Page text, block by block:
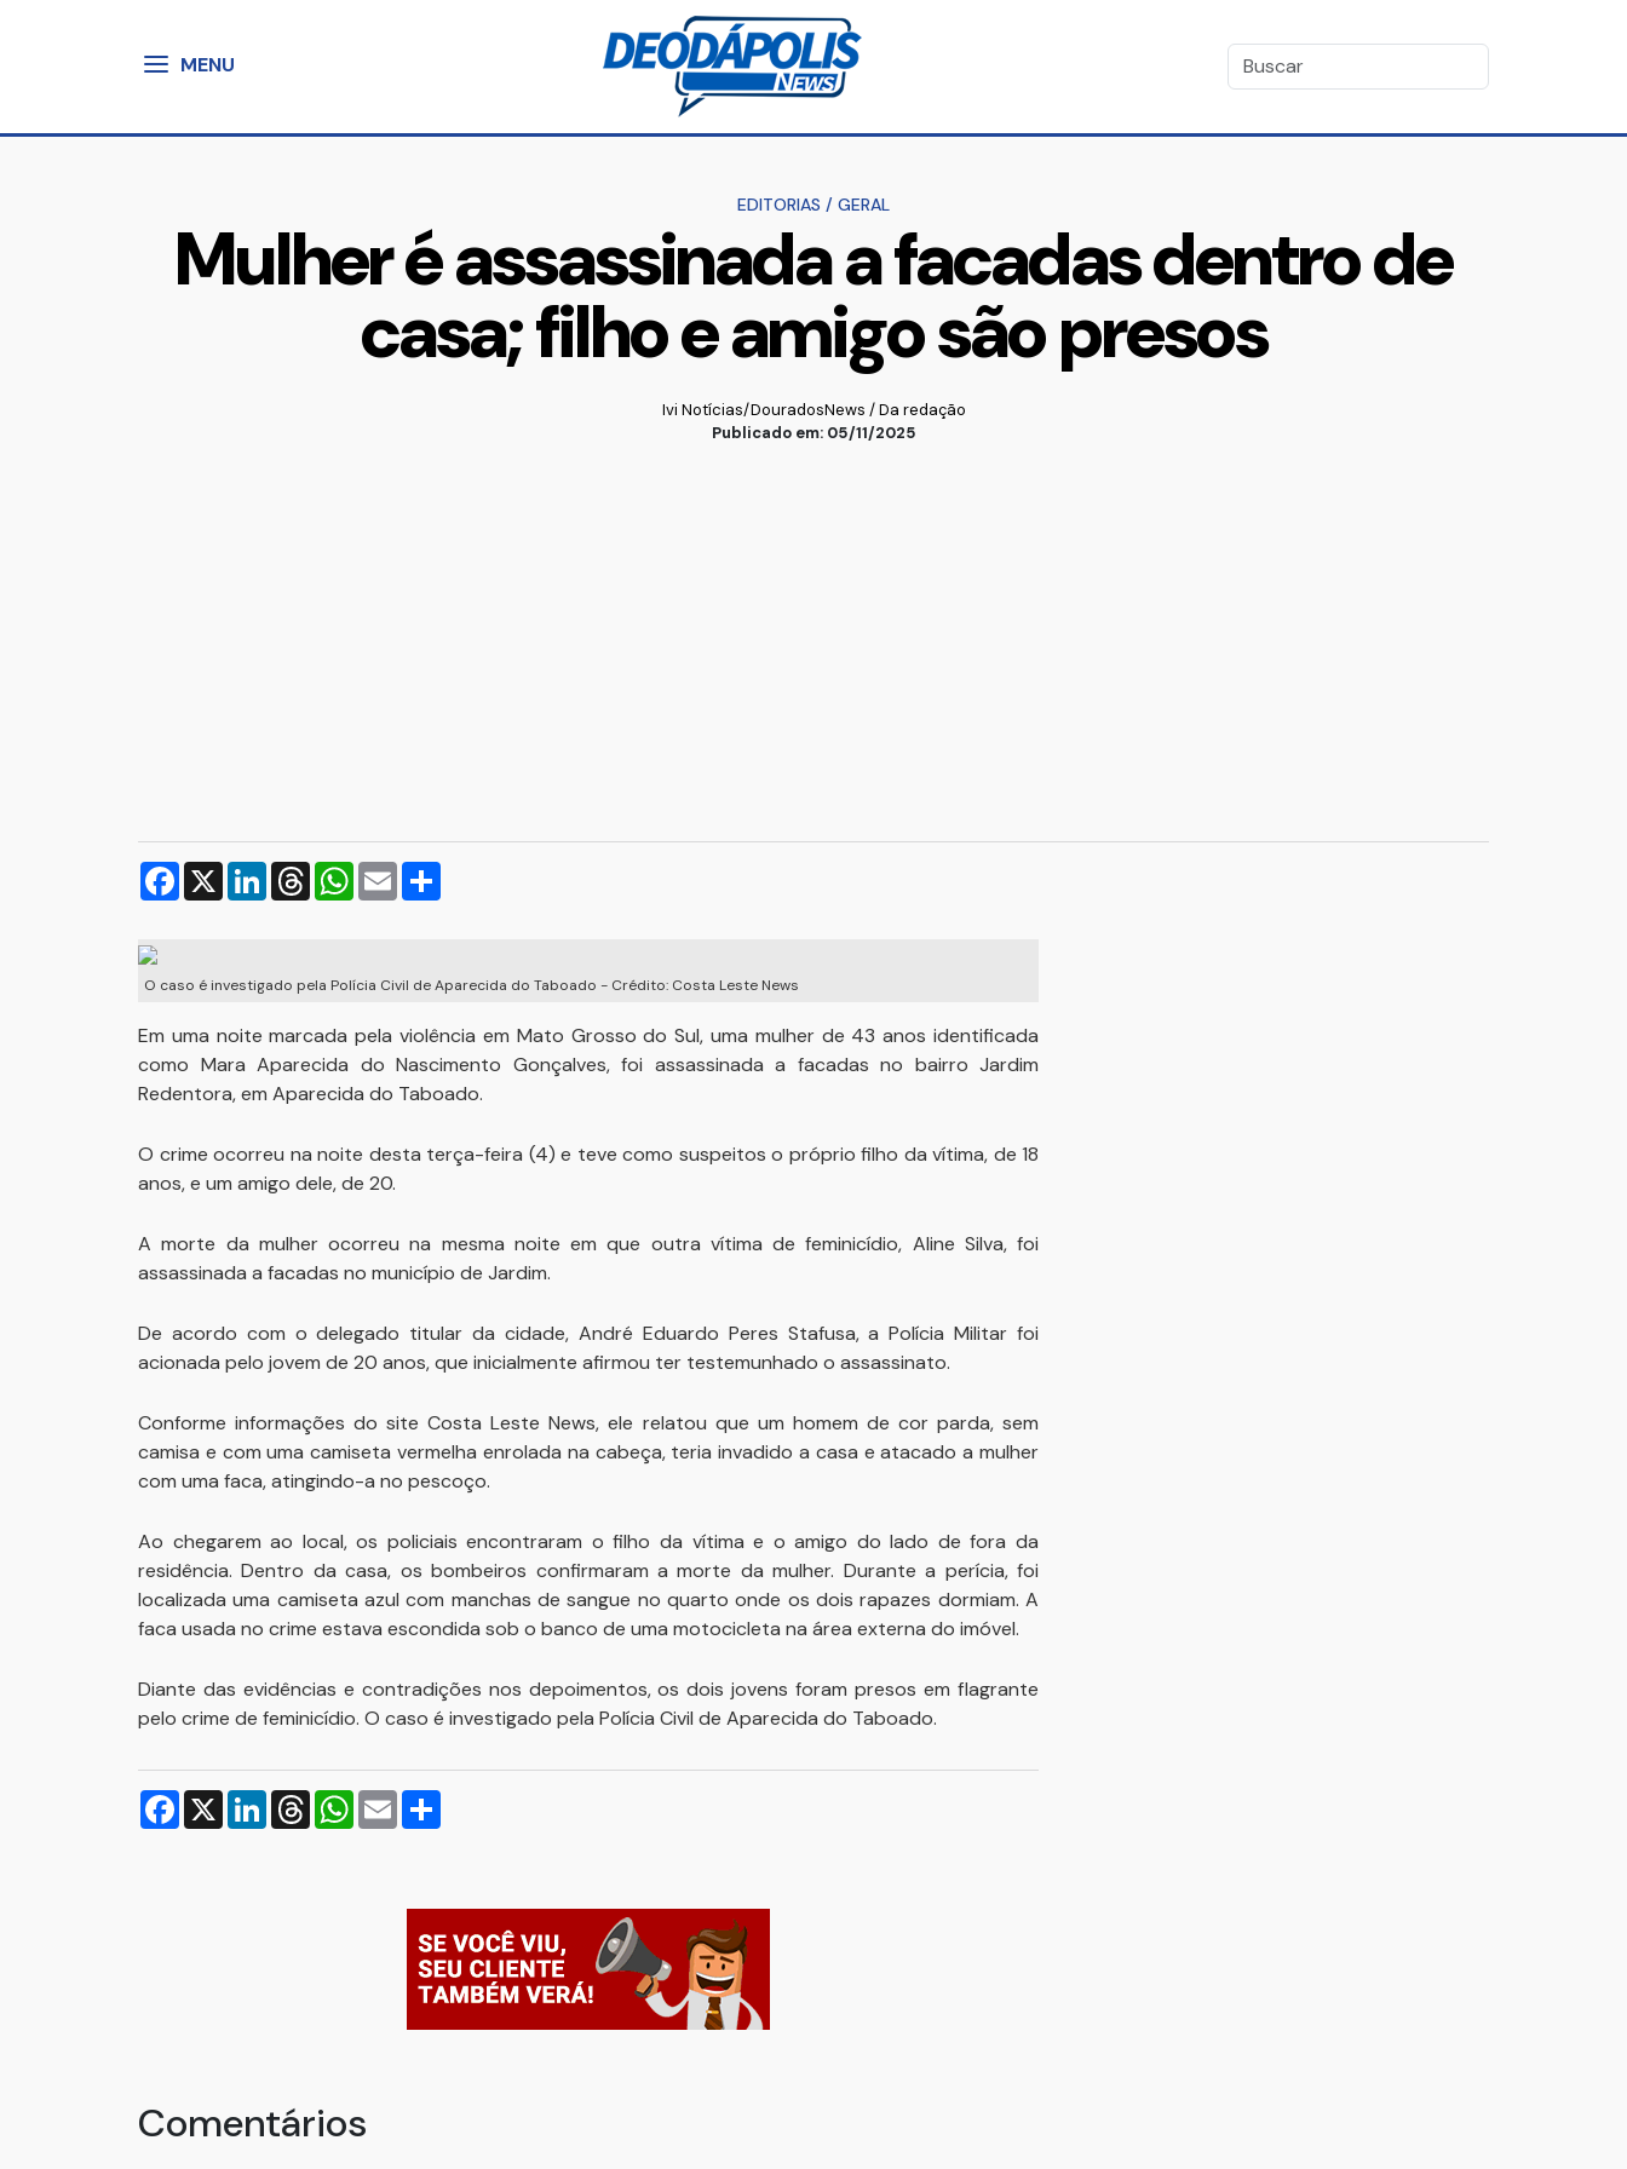
MENU
EDITORIAS / GERAL
Mulher é assassinada a facadas dentro de
casa; filho e amigo são presos
Ivi Notícias/DouradosNews / Da redação
Publicado em: 05/11/2025
Facebook
X LinkedInThreadsWhatsApp
Email
O caso é investigado pela Polícia Civil de Aparecida do Taboado - Crédito: Costa Leste News
Em uma noite marcada pela violência em Mato Grosso do Sul, uma mulher de 43 anos identificada
como Mara Aparecida do Nascimento Gonçalves, foi assassinada a facadas no bairro Jardim
Redentora, em Aparecida do Taboado.
O crime ocorreu na noite desta terça-feira (4) e teve como suspeitos o próprio filho da vítima, de 18
anos, e um amigo dele, de 20.
A morte da mulher ocorreu na mesma noite em que outra vítima de feminicídio, Aline Silva, foi
assassinada a facadas no município de Jardim.
De acordo com o delegado titular da cidade, André Eduardo Peres Stafusa, a Polícia Militar foi
acionada pelo jovem de 20 anos, que inicialmente afirmou ter testemunhado o assassinato.
Conforme informações do site Costa Leste News, ele relatou que um homem de cor parda, sem
camisa e com uma camiseta vermelha enrolada na cabeça, teria invadido a casa e atacado a mulher
com uma faca, atingindo-a no pescoço.
Ao chegarem ao local, os policiais encontraram o filho da vítima e o amigo do lado de fora da
residência. Dentro da casa, os bombeiros confirmaram a morte da mulher. Durante a perícia, foi
localizada uma camiseta azul com manchas de sangue no quarto onde os dois rapazes dormiam. A
faca usada no crime estava escondida sob o banco de uma motocicleta na área externa do imóvel.
Diante das evidências e contradições nos depoimentos, os dois jovens foram presos em flagrante
pelo crime de feminicídio. O caso é investigado pela Polícia Civil de Aparecida do Taboado.
Facebook
X LinkedInThreadsWhatsApp
Email
Comentários